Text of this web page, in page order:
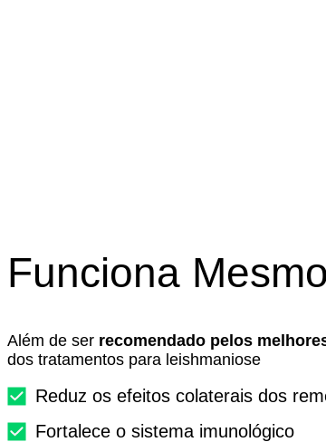
Play
Funciona
Além de ser recomendado pelos
dos tratamentos para leishmaniose
Reduz os efeitos colaterais dos
Fortalece o sistema imunológico